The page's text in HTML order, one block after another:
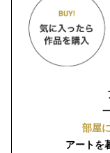
部屋
アートを